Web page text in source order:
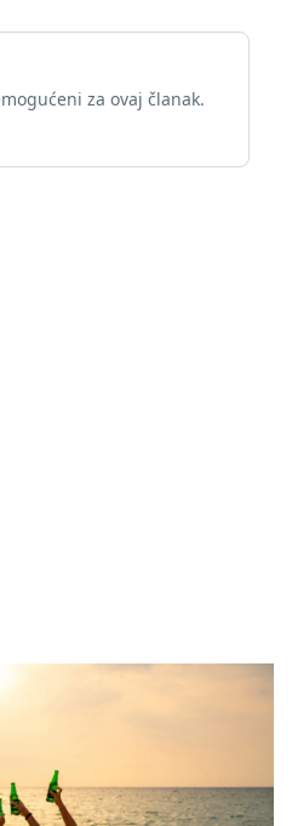
za ovaj članak.